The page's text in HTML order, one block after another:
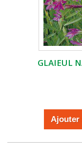
GLAIEUL
Ajouter